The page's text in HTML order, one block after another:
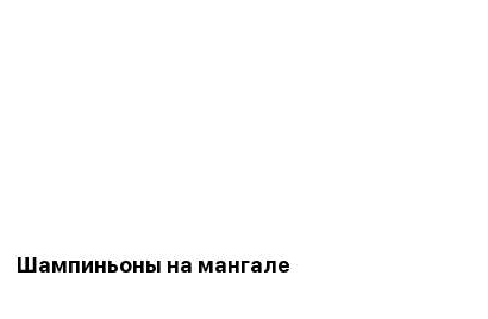
Шампиньоны на мангале